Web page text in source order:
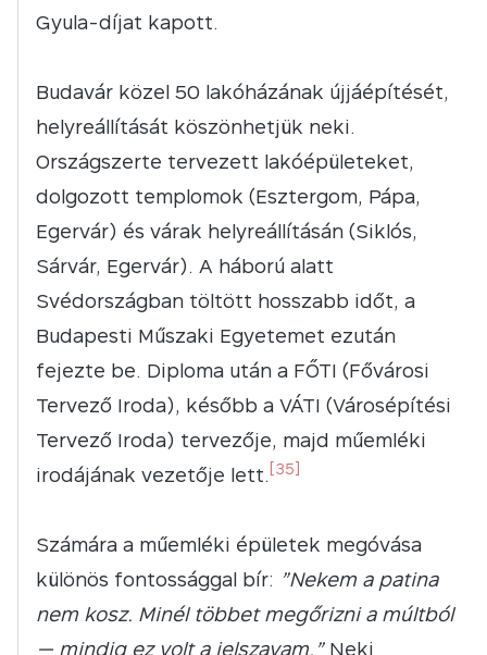
Gyula-díjat kapott.
Budavár közel 50 lakóházának újjáépítését,
helyreállítását köszönhetjük neki.
Országszerte tervezett lakóépületeket,
dolgozott templomok (Esztergom, Pápa,
Egervár) és várak helyreállításán (Siklós,
Sárvár, Egervár). A háború alatt
Svédországban töltött hosszabb időt, a
Budapesti Műszaki Egyetemet ezután
fejezte be. Diploma után a FŐTI (Fővárosi
Tervező Iroda), később a VÁTI (Városépítési
Tervező Iroda) tervezője, majd műemléki
irodájának vezetője lett. [35]
Számára a műemléki épületek megóvása
különös fontossággal bír: ”Nekem a patina
nem kosz. Minél többet megőrizni a múltból
— mindig ez volt a jelszavam.” Neki